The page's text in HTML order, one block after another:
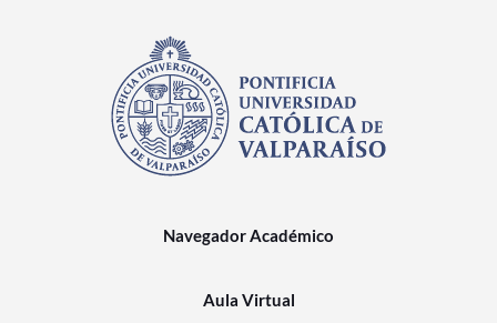
Navegador Académico
Aula Virtual